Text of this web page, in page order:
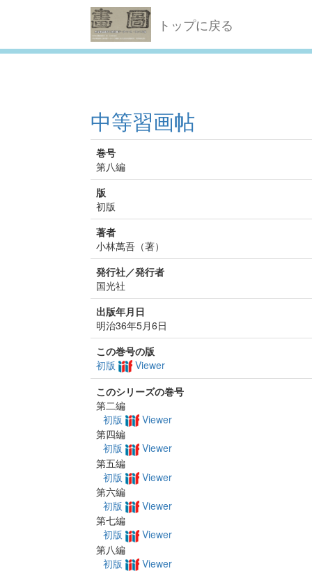
トップに戻る
中等習画帖
巻号
第八編
版
初版
著者
小林萬吾（著）
発行社／発行者
国光社
出版年月日
明治36年5月6日
この巻号の版
初版
Viewer
このシリーズの巻号
第二編
初版
Viewer
第四編
初版
Viewer
第五編
初版
Viewer
第六編
初版
Viewer
第七編
初版
Viewer
第八編
初版
Viewer